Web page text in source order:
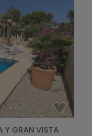
Y GRAN VISTA